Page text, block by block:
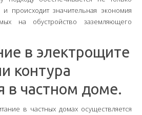
происходит значительная экономия
на обустройство заземляющего
в электрощите
контура
в частном доме.
в частных домах осуществляется